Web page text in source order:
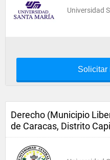
Universidad
Solicitar
Derecho (Municipio
de Caracas, Distrito